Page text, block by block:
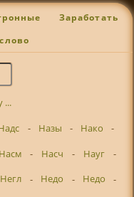
Заработать
...
- Назы - Нако
-
Насм - Насч - Науг
-
Негл - Недо - Недо
-